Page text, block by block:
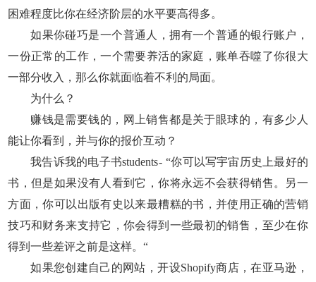
困难程度比你在经济阶层的水平要高得多。
如果你碰巧是一个普通人，拥有一个普通的银行账户，
一份正常的工作，一个需要养活的家庭，账单吞噬了你很大
一部分收入，那么你就面临着不利的局面。
为什么？
赚钱是需要钱的，网上销售都是关于眼球的，有多少人
能让你看到，并与你的报价互动？
我告诉我的电子书students - “你可以写宇宙历史上最好的
书，但是如果没有人看到它，你将永远不会获得销售。另一
方面，你可以出版有史以来最糟糕的书，并使用正确的营销
技巧和财务来支持它，你会得到一些最初的销售，至少在你
得到一些差评之前是这样。“
如果您创建自己的网站，开设Shopify商店，在亚马逊，